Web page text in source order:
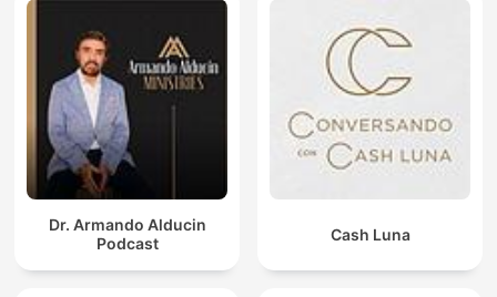
Dr. Armando Alducin
Podcast
Cash Luna